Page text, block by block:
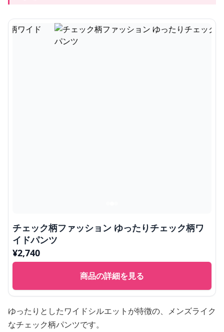
チェック柄ファッション ゆったりチェック柄ワ
イドパンツ
¥2,740
商品の詳細を見る
ゆったりとしたワイドシルエットが特徴の、メンズライク
なチェック柄パンツです。